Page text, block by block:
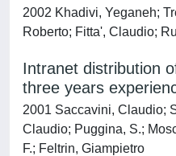
2002 Khadivi, Yeganeh;
Roberto; Fitta', Claudio;
Intranet distribution
three years
2001 Saccavini, Claudio;
Claudio; Puggina, S.;
F.; Feltrin, Giampietro